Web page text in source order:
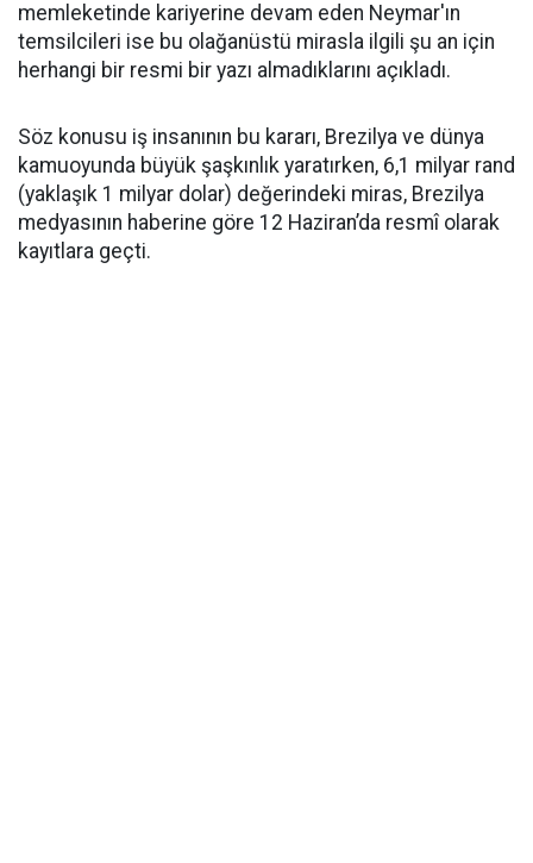
memleketinde kariyerine devam eden Neymar'ın
temsilcileri ise bu olağanüstü mirasla ilgili şu an için
herhangi bir resmi bir yazı almadıklarını açıkladı.
Söz konusu iş insanının bu kararı, Brezilya ve dünya
kamuoyunda büyük şaşkınlık yaratırken, 6,1 milyar rand
(yaklaşık 1 milyar dolar) değerindeki miras, Brezilya
medyasının haberine göre 12 Haziran’da resmî olarak
kayıtlara geçti.